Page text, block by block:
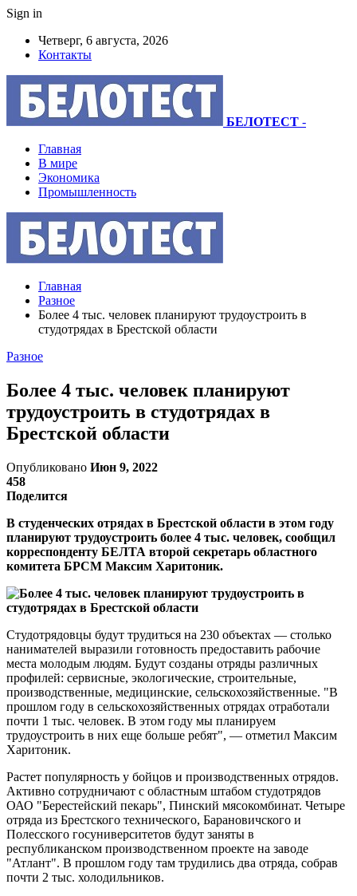
Sign in
Четверг, 6 августа, 2026
Контакты
БЕЛОТЕСТ -
Главная
В мире
Экономика
Промышленность
Главная
Разное
Более 4 тыс. человек планируют трудоустроить в
студотрядах в Брестской области
Разное
Более 4 тыс. человек планируют
трудоустроить в студотрядах в
Брестской области
Опубликовано Июн 9, 2022
458
Поделится
В студенческих отрядах в Брестской области в этом году
планируют трудоустроить более 4 тыс. человек, сообщил
корреспонденту БЕЛТА второй секретарь областного
комитета БРСМ Максим Харитоник.
Студотрядовцы будут трудиться на 230 объектах — столько
нанимателей выразили готовность предоставить рабочие
места молодым людям. Будут созданы отряды различных
профилей: сервисные, экологические, строительные,
производственные, медицинские, сельскохозяйственные. "В
прошлом году в сельскохозяйственных отрядах отработали
почти 1 тыс. человек. В этом году мы планируем
трудоустроить в них еще больше ребят", — отметил Максим
Харитоник.
Растет популярность у бойцов и производственных отрядов.
Активно сотрудничают с областным штабом студотрядов
ОАО "Берестейский пекарь", Пинский мясокомбинат. Четыре
отряда из Брестского технического, Барановичского и
Полесского госуниверситетов будут заняты в
республиканском производственном проекте на заводе
"Атлант". В прошлом году там трудились два отряда, собрав
почти 2 тыс. холодильников.